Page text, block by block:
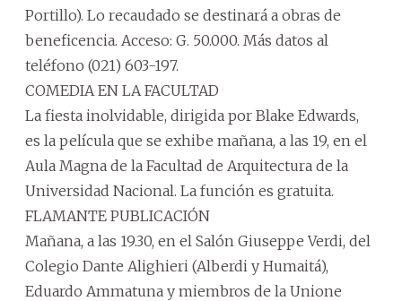
Portillo). Lo recaudado se destinará a obras de
beneficencia. Acceso: G. 50.000. Más datos al
teléfono (021) 603-197.
COMEDIA EN LA FACULTAD
La fiesta inolvidable, dirigida por Blake Edwards,
es la película que se exhibe mañana, a las 19, en el
Aula Magna de la Facultad de Arquitectura de la
Universidad Nacional. La función es gratuita.
FLAMANTE PUBLICACIÓN
Mañana, a las 19.30, en el Salón Giuseppe Verdi, del
Colegio Dante Alighieri (Alberdi y Humaitá),
Eduardo Ammatuna y miembros de la Unione